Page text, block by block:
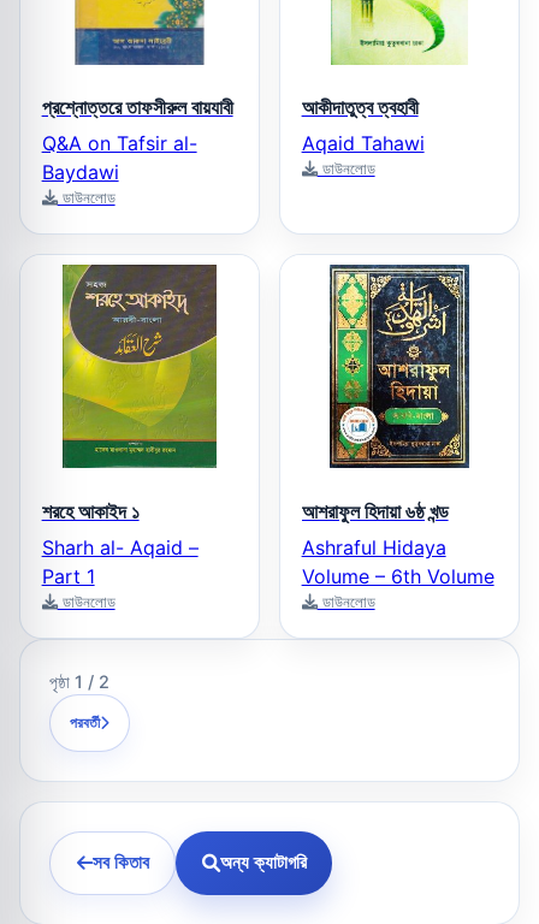
প্রশ্নোত্তরে তাফসীরুল বায়যাবী
Q&A on Tafsir al-
Baydawi
ডাউনলোড
আকীদাতুত্ব ত্বহাবী
Aqaid Tahawi
ডাউনলোড
শরহে আকাইদ ১
Sharh al- Aqaid –
Part 1
ডাউনলোড
আশরাফুল হিদায়া ৬ষ্ঠ খন্ড
Ashraful Hidaya
Volume – 6th Volume
ডাউনলোড
পৃষ্ঠা 1 / 2
পরবর্তী
সব কিতাব অন্য ক্যাটাগরি